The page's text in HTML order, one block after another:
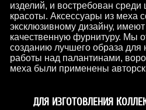
изделий, и востребован
красоты. Аксессуары из меха
эксклюзивному дизайну,
качественную фурнитуру. Мы
созданию лучшего образа для
работы над палантинами,
меха были применены
ДЛЯ ИЗГОТОВЛЕНИЯ